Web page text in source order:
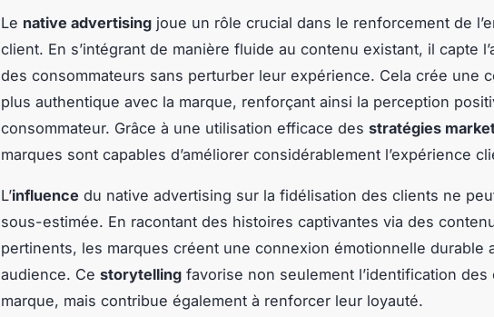
Le native advertising joue un rôle crucial dans le renforcement de
client. En s’intégrant de manière fluide au contenu existant, il capte
des consommateurs sans perturber leur expérience. Cela crée une
plus authentique avec la marque, renforçant ainsi la perception
consommateur. Grâce à une utilisation efficace des stratégies
marques sont capables d’améliorer considérablement l’expérience
L’influence du native advertising sur la fidélisation des clients ne
sous-estimée. En racontant des histoires captivantes via des
pertinents, les marques créent une connexion émotionnelle durable
audience. Ce storytelling favorise non seulement l’identification des
marque, mais contribue également à renforcer leur loyauté.